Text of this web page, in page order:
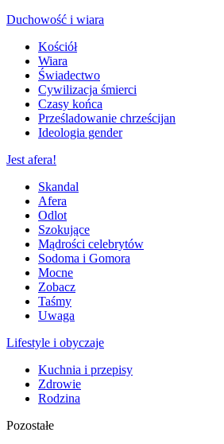
Duchowość i wiara
Kościół
Wiara
Świadectwo
Cywilizacja śmierci
Czasy końca
Prześladowanie chrześcijan
Ideologia gender
Jest afera!
Skandal
Afera
Odlot
Szokujące
Mądrości celebrytów
Sodoma i Gomora
Mocne
Zobacz
Taśmy
Uwaga
Lifestyle i obyczaje
Kuchnia i przepisy
Zdrowie
Rodzina
Pozostałe